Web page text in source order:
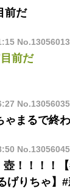
前だ
前だ
ゃまるで終
！！！！
げりちゃ】